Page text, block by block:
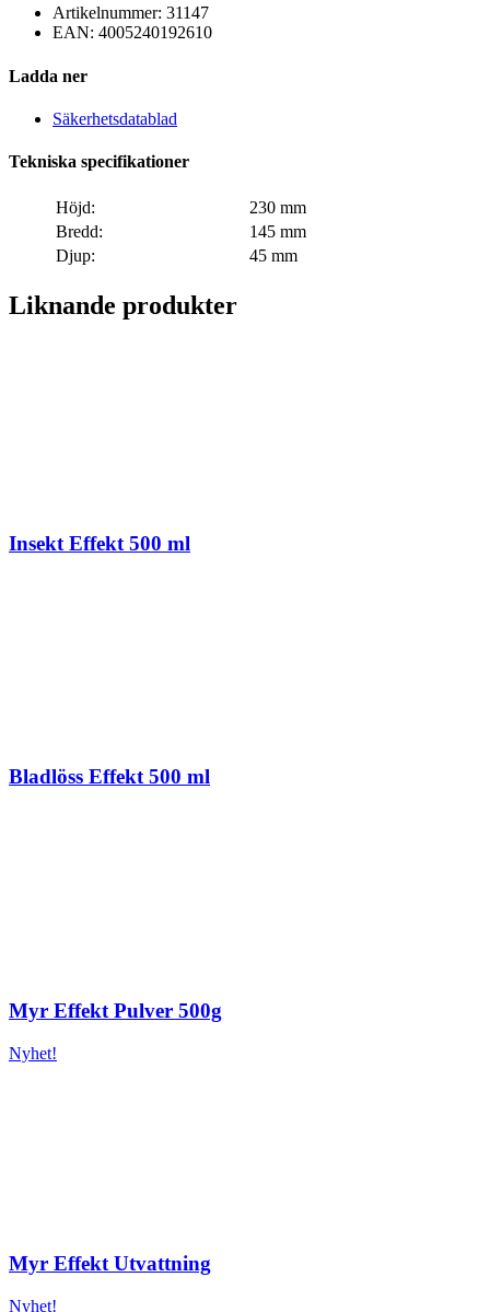
Artikelnummer: 31147
EAN: 4005240192610
Ladda ner
Säkerhetsdatablad
Tekniska specifikationer
Höjd:
230 mm
Bredd:
145 mm
Djup:
45 mm
Liknande produkter
Insekt Effekt 500 ml
Bladlöss Effekt 500 ml
Myr Effekt Pulver 500g
Nyhet!
Myr Effekt Utvattning
Nyhet!